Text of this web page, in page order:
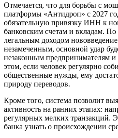
Отмечается, что для борьбы с
платформы «Антидроп» с 2027
обязательную привязку ИНН к
банковским счетам и вкладам. По
легальным доходом
незамеченным, основной удар
незаконным предпринимателям
этом, если человек регулярно
общественные нужды, ему
природу переводов.
Кроме того, система позволит
активность на ранних этапах:
регулярных мелких транзакций.
банка узнать о происхождении